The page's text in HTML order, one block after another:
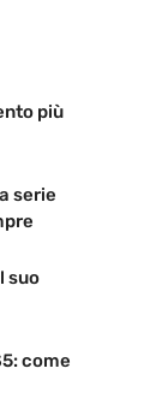
più
serie
suo
come